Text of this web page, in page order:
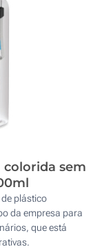
sem
plástico
da empresa para
que está